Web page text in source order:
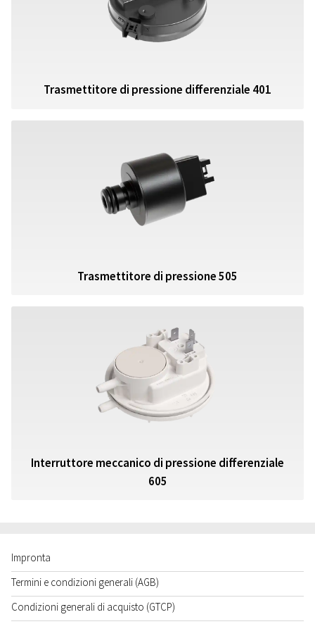
Trasmettitore di pressione differenziale 401
Trasmettitore di pressione 505
Interruttore meccanico di pressione differenziale
605
Impronta
Termini e condizioni generali (AGB)
Condizioni generali di acquisto (GTCP)